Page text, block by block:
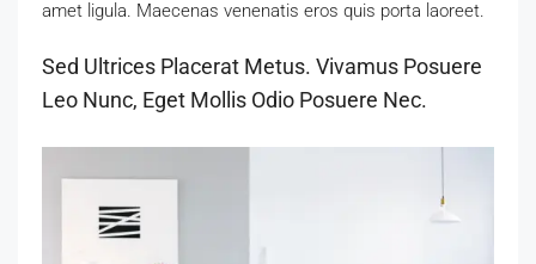
amet ligula. Maecenas venenatis eros quis porta laoreet.
Sed Ultrices Placerat Metus. Vivamus Posuere
Leo Nunc, Eget Mollis Odio Posuere Nec.